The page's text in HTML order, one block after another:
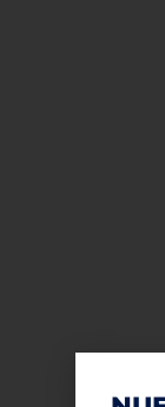
SERVICIOS